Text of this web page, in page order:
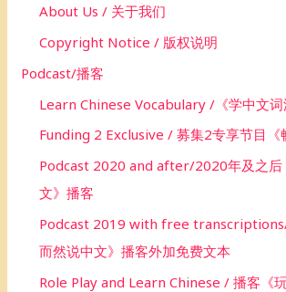
About Us / 关于我们
Copyright Notice / 版权说明
Podcast/播客
Learn Chinese Vocabulary /《学中文词
Funding 2 Exclusive / 募集2专享节目《
Podcast 2020 and after/2020年及之后
文》播客
Podcast 2019 with free
而然说中文》播客外加免费文本
Role Play and Learn Chinese / 播客《